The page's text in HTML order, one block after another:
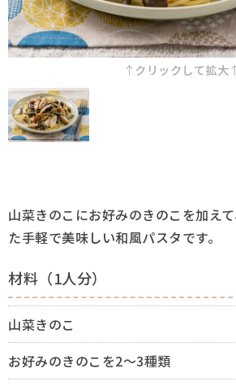
企業情報
Q&A
クリックして拡大
山菜きのこにお好みのきのこを加え
た手軽で美味しい和風パスタです。
材料（1人分）
山菜きのこ
お好みのきのこを2～3種類